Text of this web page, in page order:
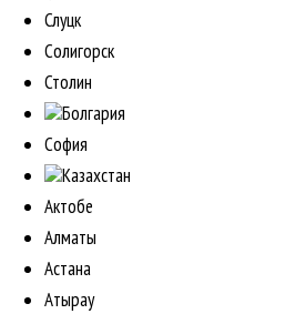
Слуцк
Солигорск
Столин
Болгария
София
Казахстан
Актобе
Алматы
Астана
Атырау